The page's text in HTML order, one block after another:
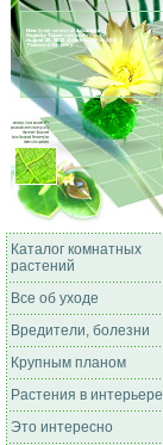
Каталог комнатных
растений
Все об уходе
Вредители, болезни
Крупным планом
Растения в интерьере
Это интересно